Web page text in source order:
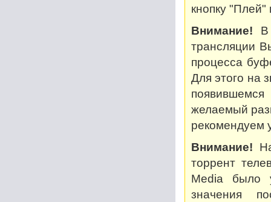
кнопку
Внимание! В
трансляции
процесса
Для этого на
желаемый
рекомендуем
Внимание!
торрент
Media было
значения